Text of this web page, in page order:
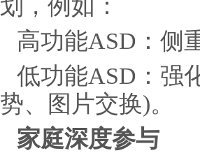
划，例如：
高功能ASD：侧
低功能ASD：强
势、图片交换)。
家庭深度参与